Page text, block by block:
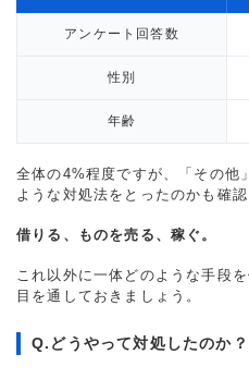
アンケート回答数
性別
年齢
全体の4%程度ですが、「その他
ような対処法をとったのかも確認
借りる、ものを売る、稼ぐ。
これ以外に一体どのような手段
目を通しておきましょう。
Q.どうやって対処したのか？